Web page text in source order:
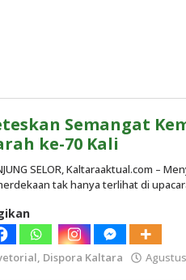
Semangat
ke-70 Kali
SELOR, Kaltaraaktual.com –
tak hanya terlihat di
Dispora Kaltara